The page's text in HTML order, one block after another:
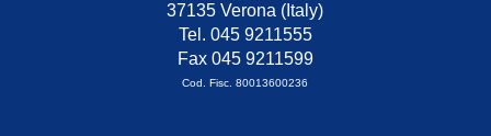
37135 Verona (Italy)
Tel. 045 9211555
Fax 045 9211599
Cod. Fisc. 80013600236